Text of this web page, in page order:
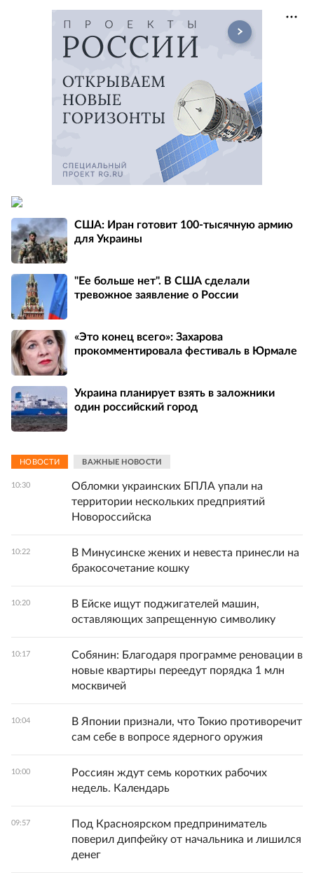
США: Иран готовит 100-тысячную армию
для Украины
"Ее больше нет". В США сделали
тревожное заявление о России
«Это конец всего»: Захарова
прокомментировала фестиваль в Юрмале
Украина планирует взять в заложники
один российский город
НОВОСТИ ВАЖНЫЕ НОВОСТИ
10:30
Обломки украинских БПЛА упали на
территории нескольких предприятий
Новороссийска
10:22
В Минусинске жених и невеста принесли на
бракосочетание кошку
10:20
В Ейске ищут поджигателей машин,
оставляющих запрещенную символику
10:17
Собянин: Благодаря программе реновации в
новые квартиры переедут порядка 1 млн
москвичей
10:04
В Японии признали, что Токио противоречит
сам себе в вопросе ядерного оружия
10:00
Россиян ждут семь коротких рабочих
недель. Календарь
09:57
Под Красноярском предприниматель
поверил дипфейку от начальника и лишился
денег